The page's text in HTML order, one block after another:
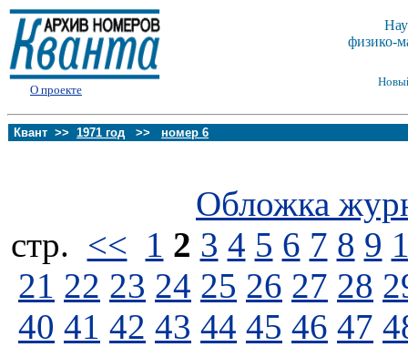
О проекте
физико-
Квант >> 1971 год >> номер 6
Обложка
стp. << 1 2 3 4 5 6 7 8 9
21 22 23 24 25 26 27 28
40 41 42 43 44 45 46 47